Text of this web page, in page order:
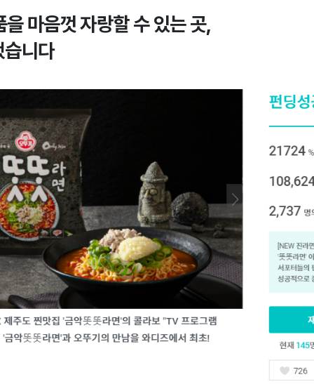
마음껏 자랑할 수 있는 곳,
니다